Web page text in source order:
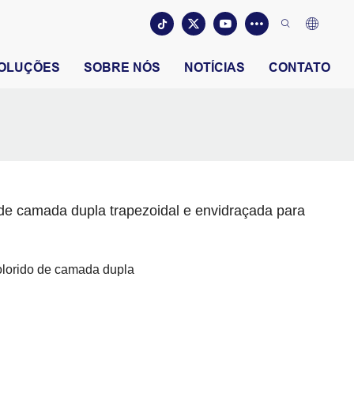
SOBRE NÓS NOTÍCIAS CONTATO
camada dupla trapezoidal e envidraçada para
de camada dupla